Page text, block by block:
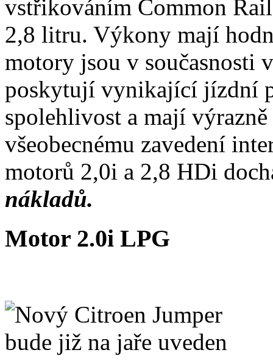
vstřikováním Common
2,8 litru. Výkony mají
motory jsou v současnosti
poskytují vynikající jízdní
spolehlivost a mají
všeobecnému zavedení
motorů 2,0i a 2,8 HDi
nákladů.
Motor 2.0i LPG